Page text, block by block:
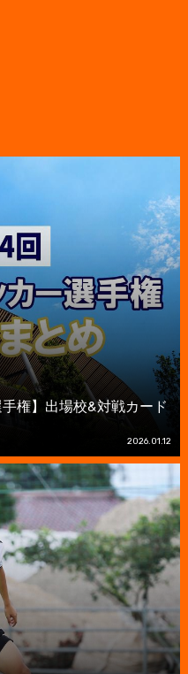
権】出場校&対戦カード
2026.01.12